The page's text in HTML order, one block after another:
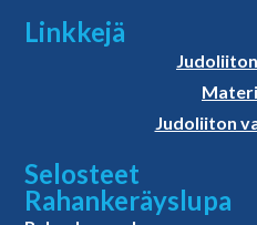
Linkkejä
Judoliiton
Selosteet
Rahankeräyslupa